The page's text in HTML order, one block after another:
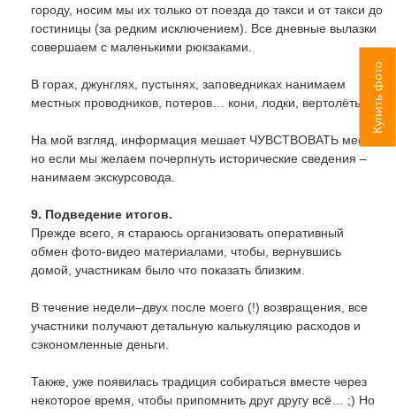
городу, носим мы их только от поезда до такси и от такси до
гостиницы (за редким исключением). Все дневные вылазки
совершаем с маленькими рюкзаками.
В горах, джунглях, пустынях, заповедниках нанимаем
местных проводников, потеров… кони, лодки, вертолёты.
На мой взгляд, информация мешает ЧУВСТВОВАТЬ место,
но если мы желаем почерпнуть исторические сведения –
нанимаем экскурсовода.
9. Подведение итогов.
Прежде всего, я стараюсь организовать оперативный
обмен фото-видео материалами, чтобы, вернувшись
домой, участникам было что показать близким.
В течение недели–двух после моего (!) возвращения, все
участники получают детальную калькуляцию расходов и
сэкономленные деньги.
Также, уже появилась традиция собираться вместе через
некоторое время, чтобы припомнить друг другу всё… ;) Но
Купить фото